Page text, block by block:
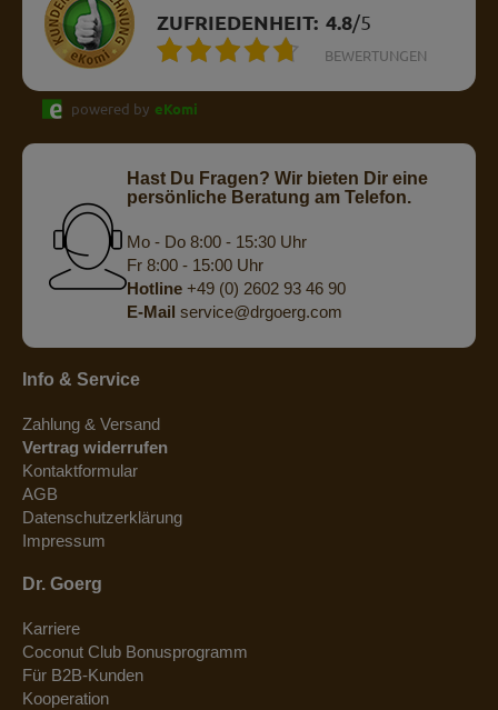
ZUFRIEDENHEIT: 4.8/5
BEWERTUNGEN
powered by eKomi
Hast Du Fragen? Wir bieten Dir eine
persönliche Beratung am Telefon.
Mo - Do 8:00 - 15:30 Uhr
Fr 8:00 - 15:00 Uhr
Hotline+49 (0) 2602 93 46 90
E-Mail service@drgoerg.com
Info & Service
Zahlung & Versand
Vertrag widerrufen
Kontaktformular
AGB
Datenschutzerklärung
Impressum
Dr. Goerg
Karriere
Coconut Club Bonusprogramm
Für B2B-Kunden
Kooperation